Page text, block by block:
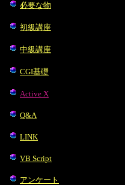
必要な物
初級講座
中級講座
CGI基礎
Active X
Q&A
LINK
VB Script
アンケート